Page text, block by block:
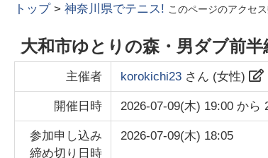
トップ >神奈川県でテニス! このページのアクセ
大和市ゆとりの森・男ダブ前
主催者 korokichi23 さん (女性)
開催日時 2026-07-09(木) 19:00 から
参加申し込み
締め切り日時
2026-07-09(木) 18:05